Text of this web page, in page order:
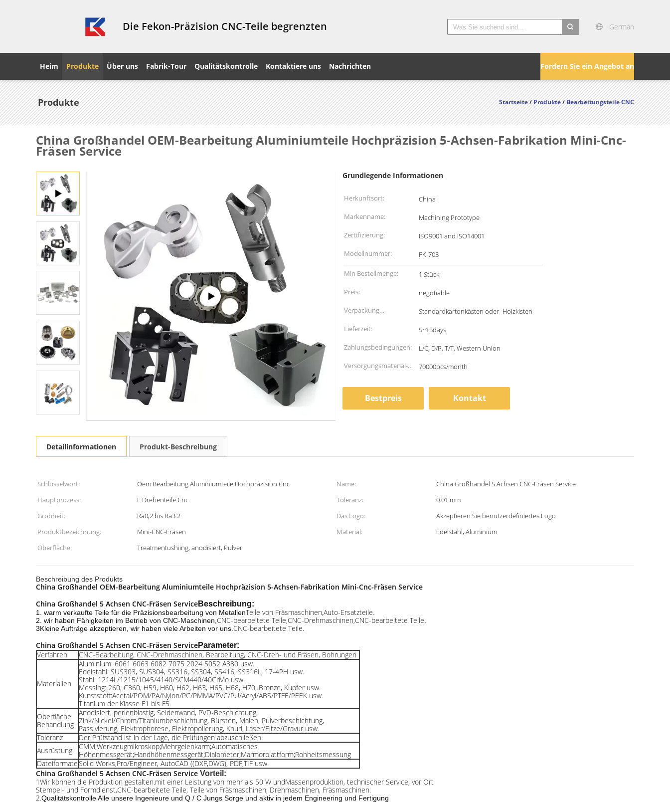
Die Fekon-Präzision CNC-Teile begrenzten German
Fordern Sie ein Angebot an
Heim Produkte Über uns Fabrik-Tour Qualitätskontrolle Kontaktiere uns Nachrichten
Produkte Startseite/Produkte/Bearbeitungsteile CNC
China Großhandel OEM-Bearbeitung Aluminiumteile Hochpräzision 5-Achsen-Fabrikation Mini-Cnc-
Fräsen Service
Grundlegende Informationen
Herkunftsort:
China
Markenname:
Machining Prototype
Zertifizierung:
ISO9001 and ISO14001
Modellnummer:
FK-703
Min Bestellmenge:
1 Stück
Preis:
negotiable
Verpackung
Informationen:
Standardkartonkästen oder -Holzkisten
Lieferzeit:
5~15days
Zahlungsbedingungen:
L/C, D/P, T/T, Western Union
Versorgungsmaterial-
70000pcs/month
Bestpreis Kontakt
Detailinformationen Produkt-Beschreibung
Schlüsselwort: Oem Bearbeitung Aluminiumteile Hochpräzision Cnc Name:
China Großhandel 5 Achsen CNC-Fräsen Service
Hauptprozess:
L Drehenteile Cnc Toleranz:
0.01 mm
Grobheit:
Ra0,2 bis Ra3.2 Das Logo:
Akzeptieren Sie benutzerdefiniertes Logo
Produktbezeichnung:
Mini-CNC-Fräsen Material:
Edelstahl, Aluminium
Oberfläche:
Treatmentushiing, anodisiert, Pulver
Beschreibung des Produkts
China Großhandel OEM-Bearbeitung Aluminiumteile Hochpräzision 5-Achsen-Fabrikation Mini-Cnc-Fräsen Service
China Großhandel 5 Achsen CNC-Fräsen ServiceBeschreibung:
1. warm verkaufte Teile für die Präzisionsbearbeitung von MetallenTeile von Fräsmaschinen,Auto-Ersatzteile
2. wir haben Fähigkeiten im Betrieb von CNC-Maschinen, CNC-bearbeitete Teile,CNC-Drehmaschinen,CNC-bearbeitete Teile
3Kleine Aufträge akzeptieren, wir haben viele Arbeiten vor uns. CNC-bearbeitete Teile
China Großhandel 5 Achsen CNC-Fräsen ServiceParameter:
Verfahren CNC-Bearbeitung, CNC-Drehmaschinen, Bearbeitung, CNC-Dreh- und Fräsen, Bohrungen
Materialien
Aluminium: 6061 6063 6082 7075 2024 5052 A380 usw.
Edelstahl: SUS303, SUS304, SS316, SS304, SS416, SS316L, 17-4PH usw.
Stahl: 1214L/1215/1045/4140/SCM440/40CrMo usw.
Messing: 260, C360, H59, H60, H62, H63, H65, H68, H70, Bronze, Kupfer usw.
Kunststoff:Acetal/POM/PA/Nylon/PC/PMMA/PVC/PU/Acryl/ABS/PTFE/PEEK usw.
Titanium der Klasse F1 bis F5
Oberfläche
Behandlung
Anodisiert, perlenblastig, Seidenwand, PVD-Beschichtung,
Zink/Nickel/Chrom/Titaniumbeschichtung, Bürsten, Malen, Pulverbeschichtung,
Passivierung, Elektrophorese, Elektropolierung, Knurl, Laser/Eitze/Gravur usw.
Toleranz
Der Prüfstand ist in der Lage, die Prüfungen abzuschließen.
Ausrüstung
CMM;Werkzeugmikroskop;Mehrgelenkarm;Automatisches
Höhenmessgerät;Handhöhenmessgerät;Dialometer;Marmorplattform;Rohheitsmessung
DateiformateSolid Works,Pro/Engineer, AutoCAD ((DXF,DWG), PDF,TIF usw.
China Großhandel 5 Achsen CNC-Fräsen Service Vorteil:
1Wir können die Produktion gestalten.mit einer Leistung von mehr als 50 W undMassenproduktion, technischer Service, vor Ort
Stempel- und Formdienst,CNC-bearbeitete Teile, Teile von Fräsmaschinen, Drehmaschinen, Fräsmaschinen.
2.Qualitätskontrolle Alle unsere Ingenieure und Q / C Jungs Sorge und aktiv in jedem Engineering und Fertigung